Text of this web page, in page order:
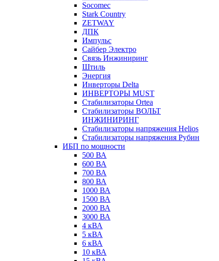
Socomec
Stark Country
ZETWAY
ДПК
Импульс
Сайбер Электро
Связь Инжиниринг
Штиль
Энергия
Инверторы Delta
ИНВЕРТОРЫ MUST
Стабилизаторы Ortea
Стабилизаторы ВОЛЬТ
ИНЖИНИРИНГ
Стабилизаторы напряжения Helios
Стабилизаторы напряжения Рубин
ИБП по мощности
500 ВА
600 ВА
700 ВА
800 ВА
1000 ВА
1500 ВА
2000 ВА
3000 ВА
4 кВА
5 кВА
6 кВА
10 кВА